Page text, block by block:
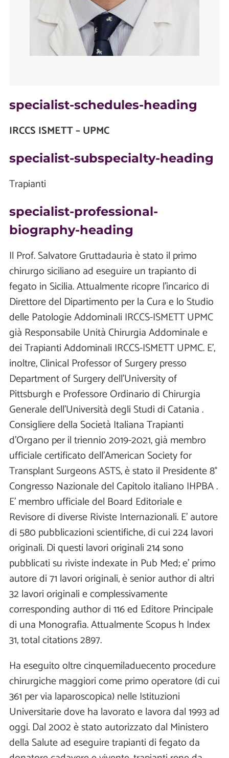
specialist-schedules-heading
IRCCS ISMETT – UPMC
specialist-subspecialty-heading
Trapianti
specialist-professional-
biography-heading
Il Prof. Salvatore Gruttadauria è stato il primo
chirurgo siciliano ad eseguire un trapianto di
fegato in Sicilia. Attualmente ricopre l’incarico di
Direttore del Dipartimento per la Cura e lo Studio
delle Patologie Addominali IRCCS-ISMETT UPMC
già Responsabile Unità Chirurgia Addominale e
dei Trapianti Addominali IRCCS-ISMETT UPMC. E’,
inoltre, Clinical Professor of Surgery presso
Department of Surgery dell’University of
Pittsburgh e Professore Ordinario di Chirurgia
Generale dell’Università degli Studi di Catania .
Consigliere della Società Italiana Trapianti
d’Organo per il triennio 2019-2021, già membro
ufficiale certificato dell’American Society for
Transplant Surgeons ASTS, è stato il Presidente 8°
Congresso Nazionale del Capitolo italiano IHPBA .
E’ membro ufficiale del Board Editoriale e
Revisore di diverse Riviste Internazionali. E’ autore
di 580 pubblicazioni scientifiche, di cui 224 lavori
originali. Di questi lavori originali 214 sono
pubblicati su riviste indexate in Pub Med; e’ primo
autore di 71 lavori originali, è senior author di altri
32 lavori originali e complessivamente
corresponding author di 116 ed Editore Principale
di una Monografia. Attualmente Scopus h Index
31, total citations 2897.
Ha eseguito oltre cinquemiladuecento procedure
chirurgiche maggiori come primo operatore (di cui
361 per via laparoscopica) nelle Istituzioni
Universitarie dove ha lavorato e lavora dal 1993 ad
oggi. Dal 2002 è stato autorizzato dal Ministero
della Salute ad eseguire trapianti di fegato da